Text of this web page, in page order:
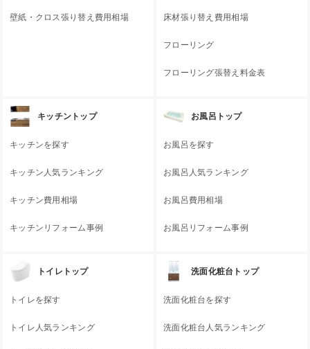
壁紙・クロス張り替え費用相場 床材張り替え費用相場
フローリング
フローリング張替え料金表
キッチントップ
キッチンを探す
キッチン人気ランキング
キッチン費用相場
キッチンリフォーム事例
お風呂トップ
お風呂を探す
お風呂人気ランキング
お風呂費用相場
お風呂リフォーム事例
トイレトップ
トイレを探す
トイレ人気ランキング
洗面化粧台トップ
洗面化粧台を探す
洗面化粧台人気ランキング